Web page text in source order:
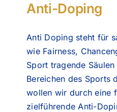
Anti-Doping
Anti Doping steht für
wie Fairness,
Sport tragende
Bereichen des Sports
wollen wir durch eine
zielführende Anti-